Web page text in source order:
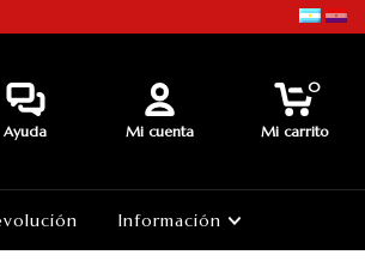
¡¡3 PAGOS SIN INTERES EN
Ayuda Mi cuenta Mi carrito
0
Información